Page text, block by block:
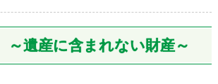
遺産に含まれない財産～